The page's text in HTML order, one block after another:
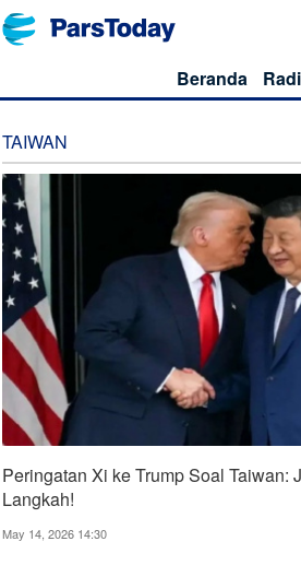
Beranda
TAIWAN
Peringatan Xi ke Trump Soal Taiwan:
Langkah!
May 14, 2026 14:30